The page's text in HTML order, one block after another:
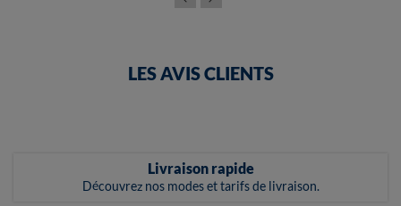
LES AVIS CLIENTS
Livraison rapide
Découvrez nos modes et tarifs de livraison.